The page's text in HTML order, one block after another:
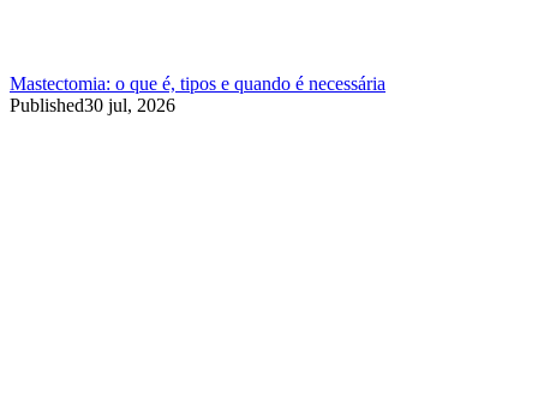
Mastectomia: o que é, tipos e quando é necessária
Published30 jul, 2026